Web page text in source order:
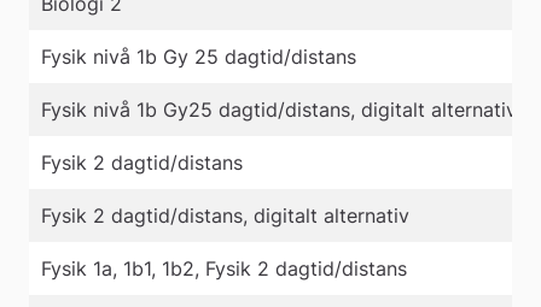
Fysik nivå 1b Gy 25 dagtid/distans
Fysik nivå 1b Gy25 dagtid/distans, digitalt alternativ
Fysik 2 dagtid/distans
Fysik 2 dagtid/distans, digitalt alternativ
Fysik 1a, 1b1, 1b2, Fysik 2 dagtid/distans